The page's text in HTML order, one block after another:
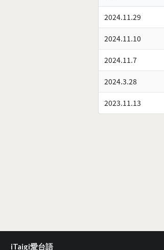
2024.11.29
2024.11.10
2024.11.7
2024.3.28
2023.11.13
iTaigi愛台語